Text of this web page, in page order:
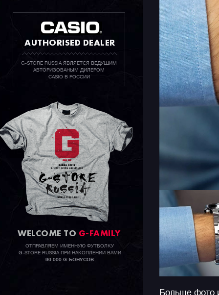
AUTHORISED DEALER
G-STORE RUSSIA ЯВЛЯЕТСЯ ВЕДУЩИМ
АВТОРИЗОВАНЫМ ДИЛЕРОМ
CASIO В РОССИИ
WELCOME TO G-FAMILY
ОТПРАВЛЯЕМ ИМЕННУЮ ФУТБОЛКУ
G-STORE RUSSIA ПРИ НАКОПЛЕНИИ ВАМИ
90 000 G-БОНУСОВ
Больше фото